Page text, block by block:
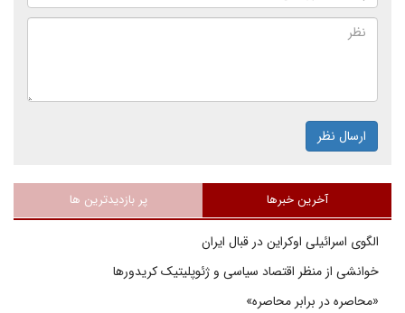
ارسال نظر
آخرین خبرها پر بازدیدترین ها
الگوی اسرائیلی اوکراین در قبال ایران
خوانشی از منظر اقتصاد سیاسی و ژئوپلیتیک کریدورها
«محاصره در برابر محاصره»